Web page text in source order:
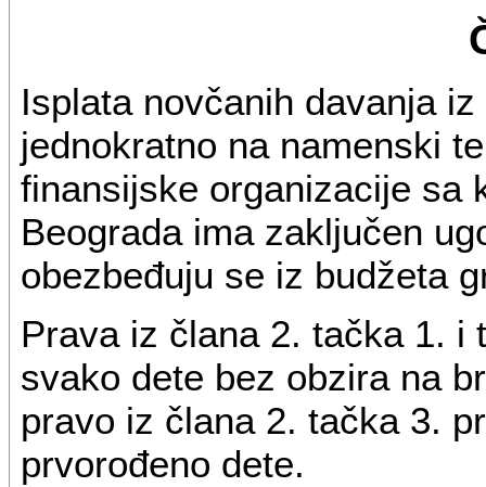
Isplata novčanih davanja
jednokratno na namenski
finansijske organizacije sa
Beograda ima zaključen
obezbeđuju se iz budžeta
Prava iz člana 2. tačka 1. i
svako dete bez obzira na
pravo iz člana 2. tačka 3.
prvorođeno dete.